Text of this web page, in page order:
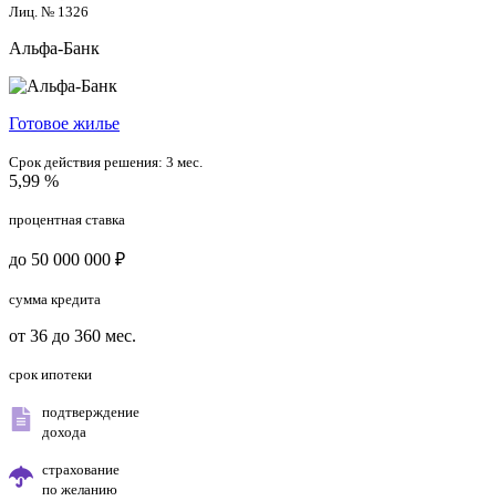
Лиц. № 1326
Альфа-Банк
Готовое жилье
Срок действия решения: 3 мес.
5,99 %
процентная ставка
до 50 000 000 ₽
сумма кредита
от 36 до 360 мес.
срок ипотеки
подтверждение
дохода
страхование
по желанию